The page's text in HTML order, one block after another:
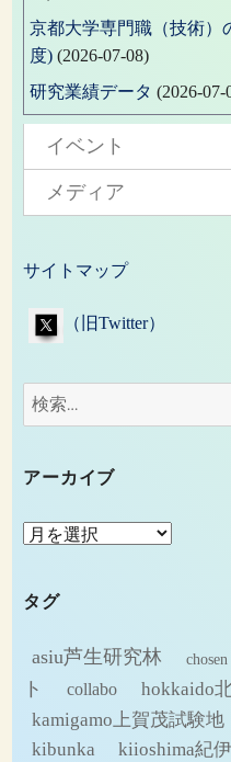
京都大学専門職（技術）
度) (2026-07-08)
研究業績データ (2026-07-
イベント
メディア
サイトマップ
（旧Twitter）
検
索:
アーカイブ
ア
カ
ブ
タグ
asiu芦生研究林 chosen
ト
collabo hokkaido
kamigamo上賀茂試験地
kibunka
kiioshima紀